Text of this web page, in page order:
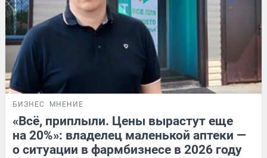
БИЗНЕС МНЕНИЕ
«Всё, приплыли. Цены вырастут еще
на 20%»: владелец маленькой аптеки —
о ситуации в фармбизнесе в 2026 году